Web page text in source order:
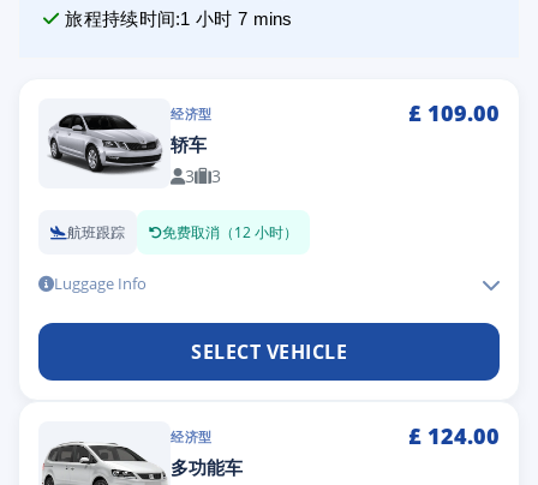
旅程持续时间:1 小时 7 mins
经济型 £ 109.00
轿车
3 3
航班跟踪 免费取消（12 小时）
Luggage Info
SELECT VEHICLE
经济型 £ 124.00
多功能车